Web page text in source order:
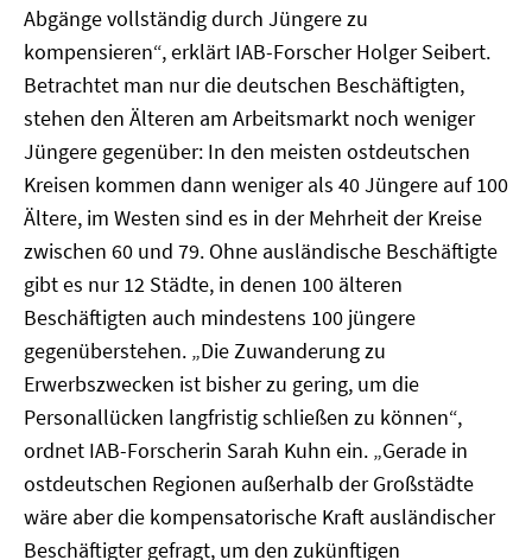
Abgänge vollständig durch Jüngere zu
kompensieren“, erklärt IAB-Forscher Holger Seibert.
Betrachtet man nur die deutschen Beschäftigten,
stehen den Älteren am Arbeitsmarkt noch weniger
Jüngere gegenüber: In den meisten ostdeutschen
Kreisen kommen dann weniger als 40 Jüngere auf 100
Ältere, im Westen sind es in der Mehrheit der Kreise
zwischen 60 und 79. Ohne ausländische Beschäftigte
gibt es nur 12 Städte, in denen 100 älteren
Beschäftigten auch mindestens 100 jüngere
gegenüberstehen. „Die Zuwanderung zu
Erwerbszwecken ist bisher zu gering, um die
Personallücken langfristig schließen zu können“,
ordnet IAB-Forscherin Sarah Kuhn ein. „Gerade in
ostdeutschen Regionen außerhalb der Großstädte
wäre aber die kompensatorische Kraft ausländischer
Beschäftigter gefragt, um den zukünftigen